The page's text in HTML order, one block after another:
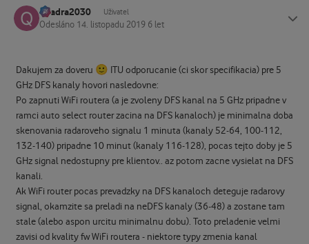
quadra2030 Uživatel
Odesláno 14. listopadu 2019 6 let
Dakujem za doveru 🙂 ITU odporucanie (ci skor specifikacia) pre 5
GHz DFS kanaly hovori nasledovne:
Po zapnuti WiFi routera (a je zvoleny DFS kanal na 5 GHz pripadne v
ramci auto select router zacina na DFS kanaloch) je minimalna doba
skenovania radaroveho signalu 1 minuta (kanaly 52-64, 100-112,
132-140) pripadne 10 minut (kanaly 116-128), pocas tejto doby je 5
GHz signal nedostupny pre klientov.. az potom zacne vysielat na DFS
kanali.
Ak WiFi router pocas prevadzky na DFS kanaloch deteguje radarovy
signal, okamzite sa preladi na neDFS kanaly (36-48) a zostane tam
stale (alebo aspon urcitu minimalnu dobu). Toto preladenie velmi
zavisi od kvality fw WiFi routera - niektore typy zmenia kanal